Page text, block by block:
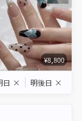
¥8,800
日 × 明後日 ×